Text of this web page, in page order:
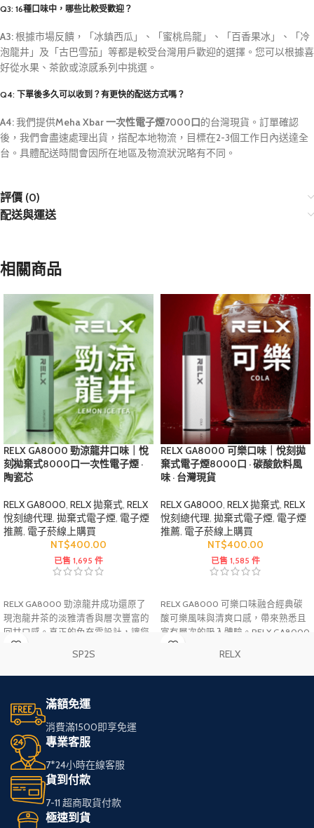
Q3: 16種口味中，哪些比較受歡迎？
A3:根據市場反饋，「冰鎮西瓜」、「蜜桃烏龍」、「百香果冰」、「冷
泡龍井」及「古巴雪茄」等都是較受台灣用戶歡迎的選擇。您可以根據喜
好從水果、茶飲或涼感系列中挑選。
Q4: 下單後多久可以收到？有更快的配送方式嗎？
A4:我們提供Meha Xbar 一次性電子煙7000口的台灣現貨。訂單確認
後，我們會盡速處理出貨，搭配本地物流，目標在2-3個工作日內送達全
台。具體配送時間會因所在地區及物流狀況略有不同。
評價 (0)
配送與運送
相關商品
RELX GA8000 勁涼龍井口味｜悅
刻拋棄式8000口一次性電子煙 ·
陶瓷芯
RELX GA8000 RELX 拋棄式 RELX
悅刻總代理 拋棄式電子煙 電子煙
推薦 電子菸線上購買
NT$400.00
已售 1,695 件
RELX GA8000 勁涼龍井成功還原了
現泡龍井茶的淡雅清香與層次豐富的
回甘口感。真正的免充電設計，讓您
在忙碌之餘隨時享受一抹沁人心脾的
茶韻。內置 17mL 大容量原廠煙油，
確保每一支 RELX GA8000 都能穩定
RELX GA8000 可樂口味｜悅刻拋
棄式電子煙8000口 · 碳酸飲料風
味 · 台灣現貨
RELX GA8000 RELX 拋棄式 RELX
悅刻總代理 拋棄式電子煙 電子煙
推薦 電子菸線上購買
NT$400.00
已售 1,585 件
RELX GA8000 可樂口味融合經典碳
酸可樂風味與清爽口感，帶來熟悉且
富有層次的吸入體驗。RELX GA8000
系列採用大容量設計與輕巧機身，開
封即可使用，適合喜愛飲料系風味的
使用者選擇。
SP2S RELX
滿額免運
消費滿1500即享免運
專業客服
7*24小時在線客服
貨到付款
7-11 超商取貨付款
極速到貨